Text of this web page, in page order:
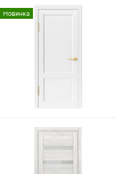
Новинка